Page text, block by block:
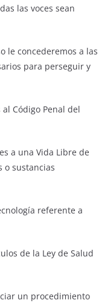
las voces sean
le concederemos a las
para perseguir y
Código Penal del
a una Vida Libre de
o sustancias
referente a
de la Ley de Salud
un procedimiento